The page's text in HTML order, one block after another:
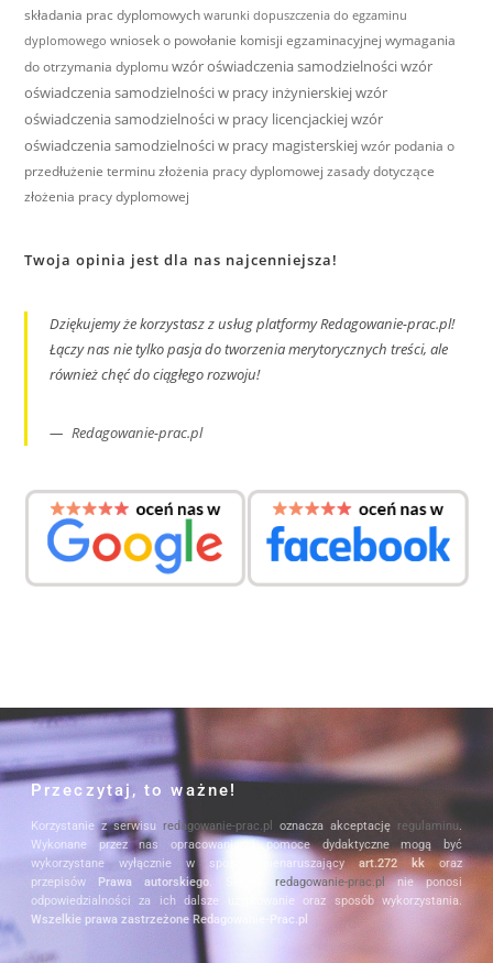
składania prac dyplomowych warunki dopuszczenia do egzaminu
dyplomowego wniosek o powołanie komisji egzaminacyjnej wymagania
do otrzymania dyplomu wzór oświadczenia samodzielnościwzór
oświadczenia samodzielności w pracy inżynierskiejwzór
oświadczenia samodzielności w pracy licencjackiejwzór
oświadczenia samodzielności w pracy magisterskiej wzór podania o
przedłużenie terminu złożenia pracy dyplomowej zasady dotyczące
złożenia pracy dyplomowej
Twoja opinia jest dla nas najcenniejsza!
Dziękujemy że korzystasz z usług platformy Redagowanie-prac.pl!
Łączy nas nie tylko pasja do tworzenia merytorycznych treści, ale
również chęć do ciągłego rozwoju!
Redagowanie-prac.pl
Przeczytaj, to ważne!
Korzystanie z serwisu redagowanie-prac.pl oznacza akceptację regulaminu
Wykonane przez nas opracowania i pomoce dydaktyczne mogą być
wykorzystane wyłącznie w sposób nienaruszającyart.272 kkoraz
przepisów Prawa autorskiego redagowanie-prac.pl nie ponosi
odpowiedzialności za ich dalsze użytkowanie oraz sposób wykorzystania.
Wszelkie prawa zastrzeżone Redagowanie-Prac.pl